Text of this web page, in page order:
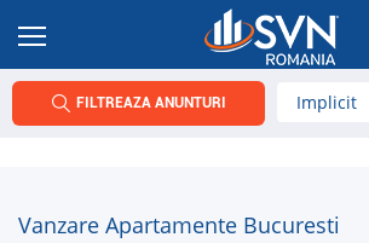
FILTREAZA ANUNTURI
Vanzare Apartamente Bucuresti